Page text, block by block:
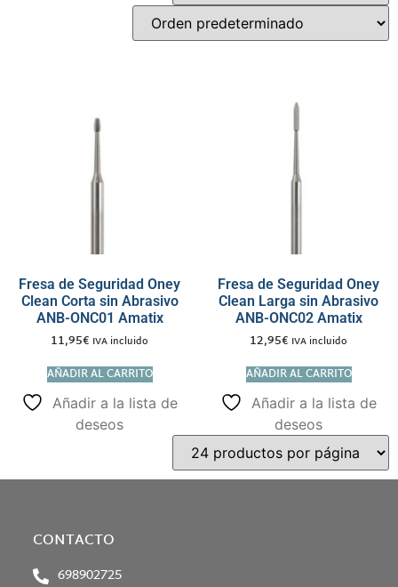
Fresa de Seguridad Oney
Clean Corta sin Abrasivo
ANB-ONC01 Amatix
11,95€ IVA incluido
AÑADIR AL CARRITO
Añadir a la lista de
deseos
Fresa de Seguridad Oney
Clean Larga sin Abrasivo
ANB-ONC02 Amatix
12,95€ IVA incluido
AÑADIR AL CARRITO
Añadir a la lista de
deseos
CONTACTO
698902725